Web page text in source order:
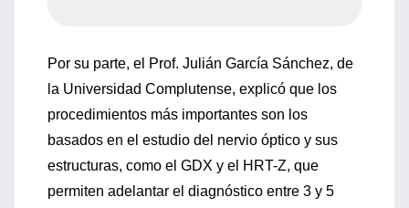
Por su parte, el Prof. Julián García Sánchez, de
la Universidad Complutense, explicó que los
procedimientos más importantes son los
basados en el estudio del nervio óptico y sus
estructuras, como el GDX y el HRT-Z, que
permiten adelantar el diagnóstico entre 3 y 5